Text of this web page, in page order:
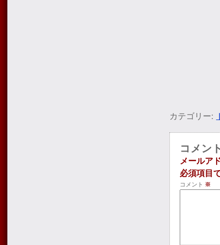
カテゴリー:
コメン
メールア
必須項目
コメント ※